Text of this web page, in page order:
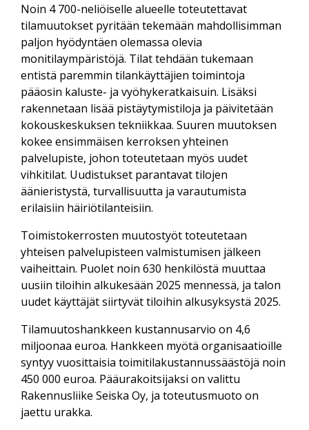
Noin 4 700-neliöiselle alueelle toteutettavat
tilamuutokset pyritään tekemään mahdollisimman
paljon hyödyntäen olemassa olevia
monitilaympäristöjä. Tilat tehdään tukemaan
entistä paremmin tilankäyttäjien toimintoja
pääosin kaluste- ja vyöhykeratkaisuin. Lisäksi
rakennetaan lisää pistäytymistiloja ja päivitetään
kokouskeskuksen tekniikkaa. Suuren muutoksen
kokee ensimmäisen kerroksen yhteinen
palvelupiste, johon toteutetaan myös uudet
vihkitilat. Uudistukset parantavat tilojen
äänieristystä, turvallisuutta ja varautumista
erilaisiin häiriötilanteisiin.
Toimistokerrosten muutostyöt toteutetaan
yhteisen palvelupisteen valmistumisen jälkeen
vaiheittain. Puolet noin 630 henkilöstä muuttaa
uusiin tiloihin alkukesään 2025 mennessä, ja talon
uudet käyttäjät siirtyvät tiloihin alkusyksystä 2025.
Tilamuutoshankkeen kustannusarvio on 4,6
miljoonaa euroa. Hankkeen myötä organisaatioille
syntyy vuosittaisia toimitilakustannussäästöjä noin
450 000 euroa. Pääurakoitsijaksi on valittu
Rakennusliike Seiska Oy, ja toteutusmuoto on
jaettu urakka.